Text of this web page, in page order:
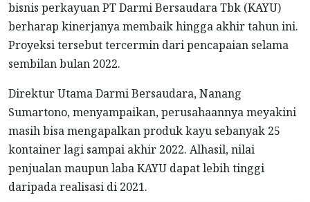
bisnis perkayuan PT Darmi Bersaudara Tbk (KAYU)
berharap kinerjanya membaik hingga akhir tahun ini.
Proyeksi tersebut tercermin dari pencapaian selama
sembilan bulan 2022.
Direktur Utama Darmi Bersaudara, Nanang
Sumartono, menyampaikan, perusahaannya meyakini
masih bisa mengapalkan produk kayu sebanyak 25
kontainer lagi sampai akhir 2022. Alhasil, nilai
penjualan maupun laba KAYU dapat lebih tinggi
daripada realisasi di 2021.